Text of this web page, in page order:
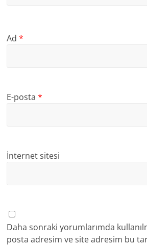
Ad*
E-posta*
İnternet sitesi
Daha sonraki yorumlarımda
posta adresim ve site adresim bu